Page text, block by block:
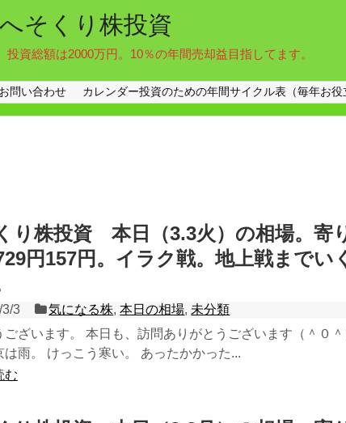
そくり株投資
資総額は2000万円。10％の年間売却益目指してます。
お問い合わせ カレンダー投資のための年間サイクル表（毎年お役
り株投資 本日（3.3火）の相場。寄
円157円。イラク戦。地上戦までい
3 気になる株,本日の相場, 未分類
ございます。 本日も、訪問ありがとうございます（＾０
は雨。 けっこう寒い。 あったかかった...
む